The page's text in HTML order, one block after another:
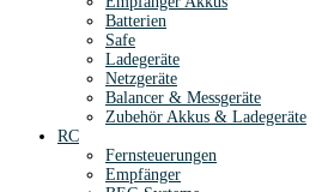
Batterien
Safe
Ladegeräte
Netzgeräte
Balancer & Messgeräte
Zubehör Akkus & Ladegeräte
RC
Fernsteuerungen
Empfänger